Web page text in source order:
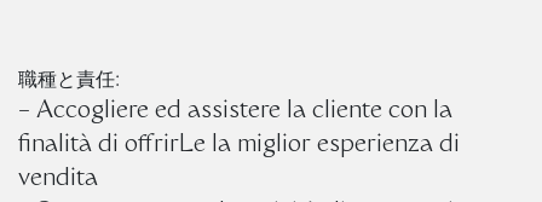
職種と責任:
– Accogliere ed assistere la cliente con la
finalità di offrirLe la miglior esperienza di
vendita